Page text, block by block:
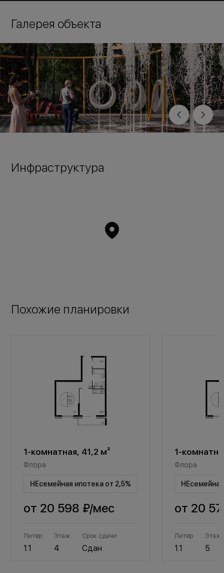
Галерея объекта
Инфраструктура
Похожие планировки
1-комнатная, 41,2 м²
Флора
НЕсемейная ипотека от 2,5%
от 20 598 ₽/мес
Литер
1.1
Этаж
4
Срок сдачи
Сдан
1-
Флора
от 20
Литер
1.1
Этаж
5